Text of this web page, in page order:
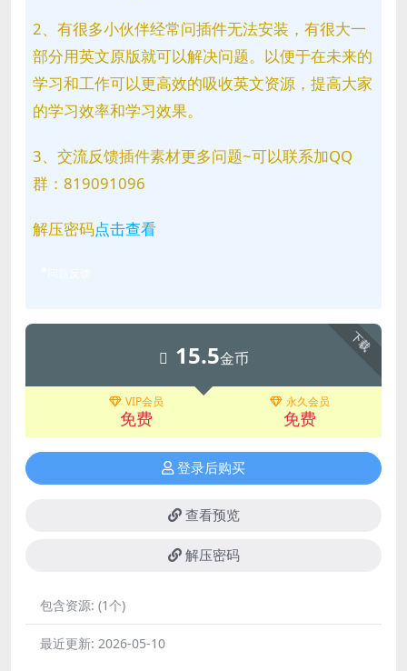
2、有很多小伙伴经常问插件无法安装，有很大一
部分用英文原版就可以解决问题。以便于在未来的
学习和工作可以更高效的吸收英文资源，提高大家
的学习效率和学习效果。
3、交流反馈插件素材更多问题~可以联系加QQ
群：819091096
解压密码点击查看
下载
15.5金币
VIP会员
免费
永久会员
免费
登录后购买
查看预览
解压密码
包含资源: (1个)
最近更新: 2026-05-10